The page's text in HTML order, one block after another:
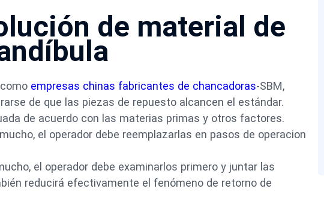
de material de
empresas chinas fabricantes de chancadoras-SBM,
de que las piezas de repuesto alcancen el estándar.
de acuerdo con las materias primas y otros factores.
el operador debe reemplazarlas en pasos de operacion
el operador debe examinarlos primero y juntar las
reducirá efectivamente el fenómeno de retorno de